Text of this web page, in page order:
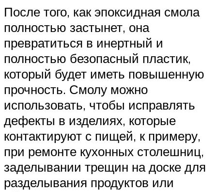
После того, как эпоксидная смола
полностью застынет, она
превратиться в инертный и
полностью безопасный пластик,
который будет иметь повышенную
прочность. Смолу можно
использовать, чтобы исправлять
дефекты в изделиях, которые
контактируют с пищей, к примеру,
при ремонте кухонных столешниц,
заделывании трещин на доске для
разделывания продуктов или